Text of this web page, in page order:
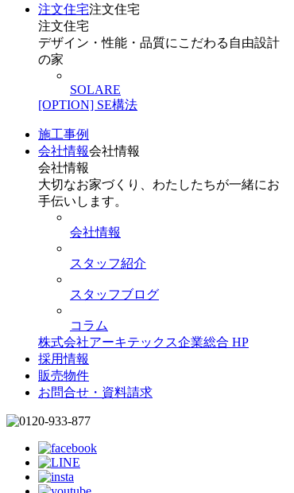
注文住宅注文住宅
注文住宅
デザイン・性能・品質にこだわる自由設計
の家
SOLARE
[OPTION] SE構法
施工事例
会社情報会社情報
会社情報
大切なお家づくり、わたしたちが一緒にお
手伝いします。
会社情報
スタッフ紹介
スタッフブログ
コラム
株式会社アーキテックス企業総合 HP
採用情報
販売物件
お問合せ・資料請求